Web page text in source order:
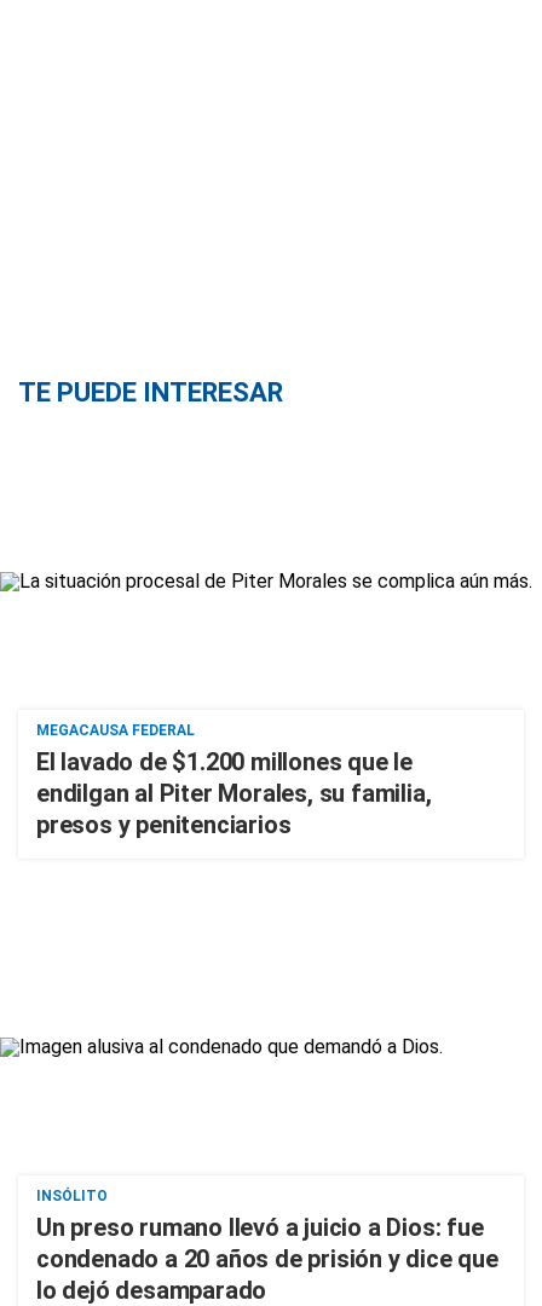
TE PUEDE INTERESAR
MEGACAUSA FEDERAL
El lavado de $1.200 millones que le
endilgan al Piter Morales, su familia,
presos y penitenciarios
INSÓLITO
Un preso rumano llevó a juicio a Dios: fue
condenado a 20 años de prisión y dice que
lo dejó desamparado